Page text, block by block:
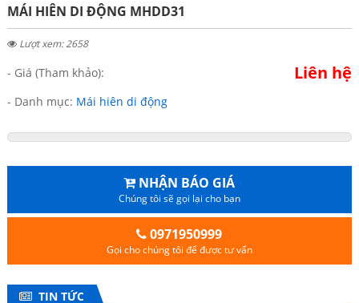
MÁI HIÊN DI ĐỘNG MHDD31
Lượt xem: 2658
- Giá (Tham khảo): Liên hệ
- Danh mục: Mái hiên di động
NHẬN BÁO GIÁ
Chúng tôi sẽ gọi lại cho bạn
0971950999
Gọi cho chúng tôi để được tư vấn
TIN TỨC